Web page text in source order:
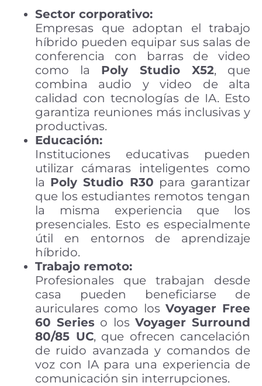
Sector corporativo:
Empresas que adoptan el trabajo
híbrido pueden equipar sus salas de
conferencia con barras de video
como la Poly Studio X52, que
combina audio y video de alta
calidad con tecnologías de IA. Esto
garantiza reuniones más inclusivas y
productivas.
Educación:
Instituciones educativas pueden
utilizar cámaras inteligentes como
la Poly Studio R30 para garantizar
que los estudiantes remotos tengan
la misma experiencia que los
presenciales. Esto es especialmente
útil en entornos de aprendizaje
híbrido.
Trabajo remoto:
Profesionales que trabajan desde
casa pueden beneficiarse de
auriculares como los Voyager Free
60 Series o los Voyager Surround
80/85 UC, que ofrecen cancelación
de ruido avanzada y comandos de
voz con IA para una experiencia de
comunicación sin interrupciones.